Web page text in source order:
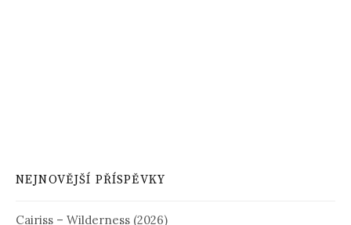
NEJNOVĚJŠÍ PŘÍSPĚVKY
Cairiss – Wilderness (2026)